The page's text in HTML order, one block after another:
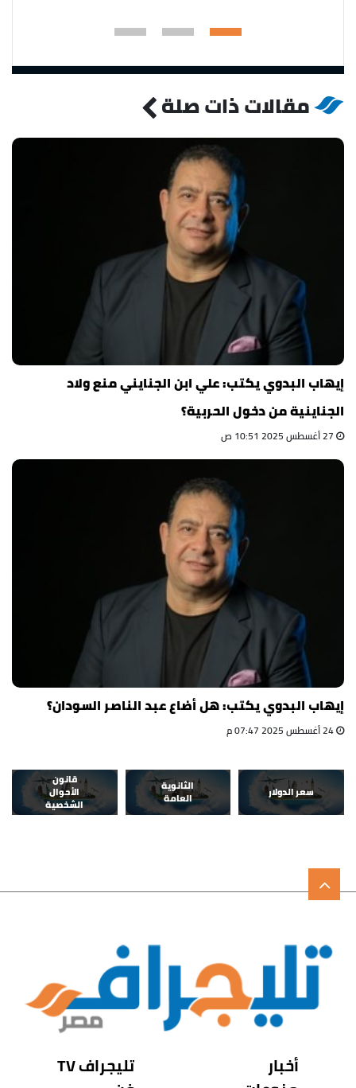
مقالات ذات صلة
إيهاب البدوي يكتب: علي ابن الجنايني منع ولاد
الجناينية من دخول الحربية؟
إيهاب البدوي يكتب: هل أضاع عبد الناصر السودان؟
سعر الدولار
الثانوية
العامة
قانون
الأحوال
الشخصية
أخبار
تليجراف TV